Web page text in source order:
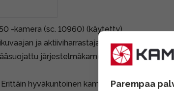
-kamera (sc. 10960) (käytetty)
ja aktiiviharrastajan valinta. Nikon
järjestelmäkamera, joka sopii kaikkiin
Erittäin hyväkuntoinen kamera. Takanäyttö
Parempaa